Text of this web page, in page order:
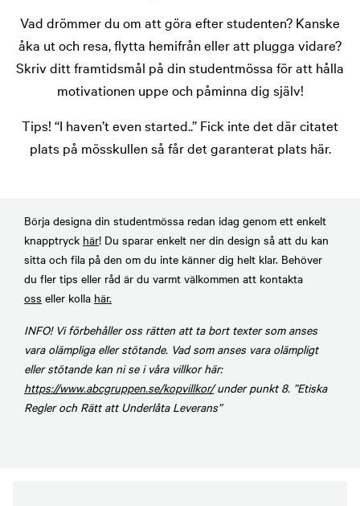
Vad drömmer du om att göra efter studenten? Kanske
åka ut och resa, flytta hemifrån eller att plugga vidare?
Skriv ditt framtidsmål på din studentmössa för att hålla
motivationen uppe och påminna dig själv!
Tips! “I haven’t even started..” Fick inte det där citatet
plats på mösskullen så får det garanterat plats här.
Börja designa din studentmössa redan idag genom ett enkelt
knapptryck här! Du sparar enkelt ner din design så att du kan
sitta och fila på den om du inte känner dig helt klar. Behöver
du fler tips eller råd är du varmt välkommen att kontakta
oss eller kolla här.
INFO! Vi förbehåller oss rätten att ta bort texter som anses
vara olämpliga eller stötande. Vad som anses vara olämpligt
eller stötande kan ni se i våra villkor här:
https://www.abcgruppen.se/kopvillkor/under punkt 8. ”Etiska
Regler och Rätt att Underlåta Leverans”